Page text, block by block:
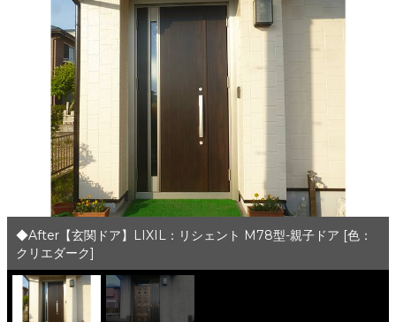
採用情報はこちら
◆After【玄関ドア】LIXIL：リシェント M78型-親子ドア [色：
クリエダーク]